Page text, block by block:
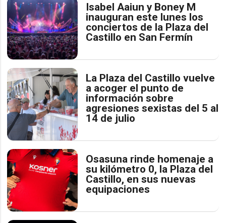
Isabel Aaiun y Boney M
inauguran este lunes los
conciertos de la Plaza del
Castillo en San Fermín
La Plaza del Castillo vuelve
a acoger el punto de
información sobre
agresiones sexistas del 5 al
14 de julio
Osasuna rinde homenaje a
su kilómetro 0, la Plaza del
Castillo, en sus nuevas
equipaciones